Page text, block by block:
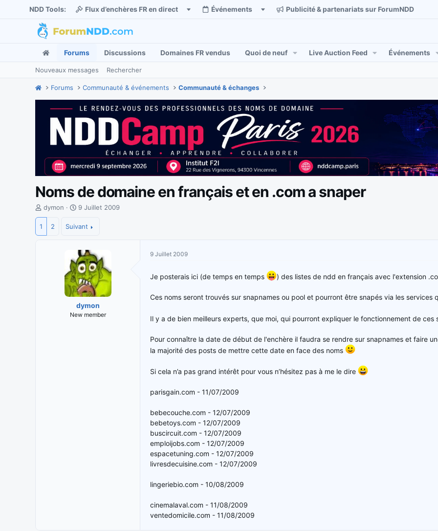
NDD Tools: Flux d’enchères FR en direct Événements Publicité & partenariats sur ForumNDD
Forums Discussions Domaines FR vendus Quoi de neuf Live Auction Feed Événements
Nouveaux messages Rechercher
Forums Communauté & événements Communauté & échanges
Noms de domaine en français et en .com a snaper
I
n
t
dymon
D
t
e
d
é
b
u
t
9 Juillet 2009
1 2 Suivant
dymon
New member
9 Juillet 2009
Je posterais ici (de temps en temps ) des listes de ndd en français avec l'extension
Ces noms seront trouvés sur snapnames ou pool et pourront être snapés via les services
Il y a de bien meilleurs experts, que moi, qui pourront expliquer le fonctionnement de
Pour connaître la date de début de l'enchère il faudra se rendre sur snapnames et faire
la majorité des posts de mettre cette date en face des noms
Si cela n’a pas grand intérêt pour vous n’hésitez pas à me le dire
parisgain.com - 11/07/2009
bebecouche.com - 12/07/2009
bebetoys.com - 12/07/2009
buscircuit.com - 12/07/2009
emploijobs.com - 12/07/2009
espacetuning.com - 12/07/2009
livresdecuisine.com - 12/07/2009
lingeriebio.com - 10/08/2009
cinemalaval.com - 11/08/2009
ventedomicile.com - 11/08/2009